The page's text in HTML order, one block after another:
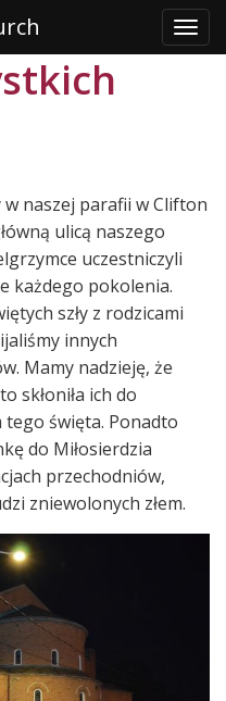
naszej parafii w Clifton
ulicą naszego
uczestniczyli
każdego pokolenia.
szły z rodzicami
innych
Mamy nadzieję, że
skłoniła ich do
tego święta. Ponadto
do Miłosierdzia
przechodniów,
zniewolonych złem.